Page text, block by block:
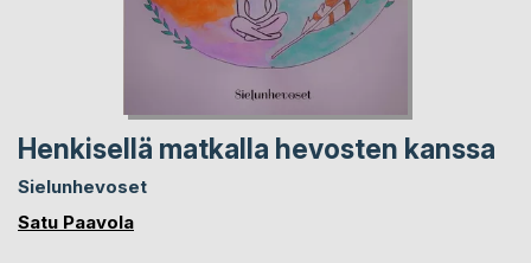
Henkisellä matkalla hevosten kanssa
Sielunhevoset
Satu Paavola